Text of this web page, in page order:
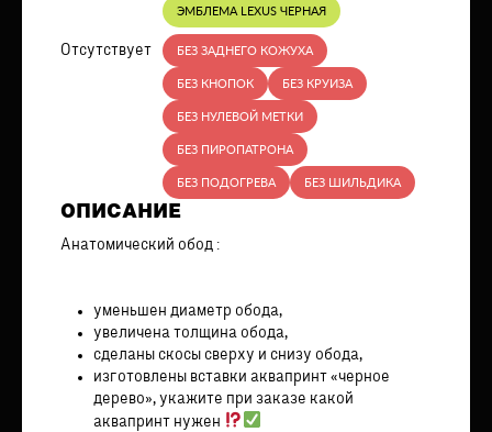
ОПИСАНИЕ
Анатомический обод :
уменьшен диаметр обода,
увеличена толщина обода,
сделаны скосы сверху и снизу обода,
изготовлены вставки аквапринт «черное
дерево», укажите при заказе какой
аквапринт нужен
ЭМБЛЕМА LEXUS ЧЕРНАЯ
Отсутствует БЕЗ ЗАДНЕГО КОЖУХА
БЕЗ КНОПОК БЕЗ КРУИЗА
БЕЗ НУЛЕВОЙ МЕТКИ
БЕЗ ПИРОПАТРОНА
БЕЗ ПОДОГРЕВА БЕЗ ШИЛЬДИКА